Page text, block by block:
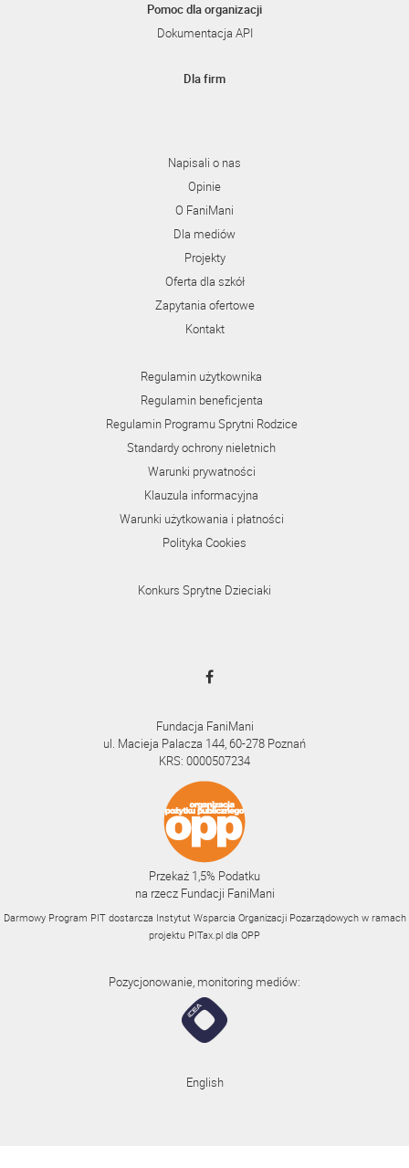
Pomoc dla organizacji
Dokumentacja API
Dla firm
Napisali o nas
Opinie
O FaniMani
Dla mediów
Projekty
Oferta dla szkół
Zapytania ofertowe
Kontakt
Regulamin użytkownika
Regulamin beneficjenta
Regulamin Programu Sprytni Rodzice
Standardy ochrony nieletnich
Warunki prywatności
Klauzula informacyjna
Warunki użytkowania i płatności
Polityka Cookies
Konkurs Sprytne Dzieciaki
Fundacja FaniMani
ul. Macieja Palacza 144, 60-278 Poznań
KRS: 0000507234
Przekaż 1,5% Podatku
na rzecz Fundacji FaniMani
Darmowy Program PIT dostarcza Instytut Wsparcia Organizacji Pozarządowych w ramach
projektu PITax.pl dla OPP
Pozycjonowanie, monitoring mediów:
English